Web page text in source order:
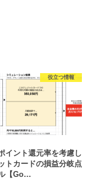
役立つ情報
イント還元率を考慮し
トカードの損益分岐点
【Go…